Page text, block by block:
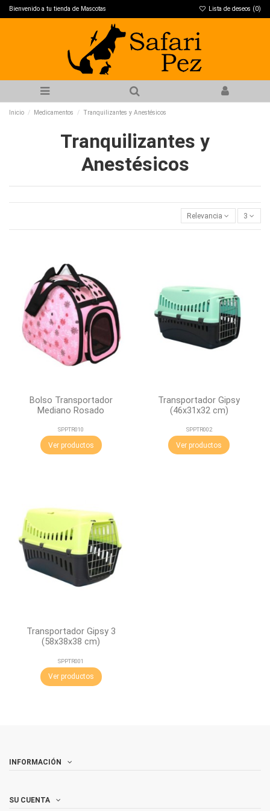
Bienvenido a tu tienda de Mascotas Lista de deseos (0)
Inicio Medicamentos Tranquilizantes y Anestésicos
Tranquilizantes y
Anestésicos
Relevancia 3
Bolso Transportador
Mediano Rosado
SPPTR010
Ver productos
Transportador Gipsy
(46x31x32 cm)
SPPTR002
Ver productos
Transportador Gipsy 3
(58x38x38 cm)
SPPTR001
Ver productos
INFORMACIÓN
SU CUENTA